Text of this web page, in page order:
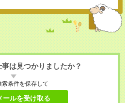
は見つかりましたか？
索条件を保存して
ールを受け取る